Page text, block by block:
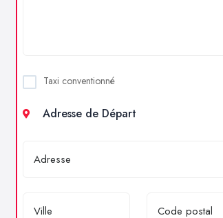
Taxi conventionné
Adresse de Départ